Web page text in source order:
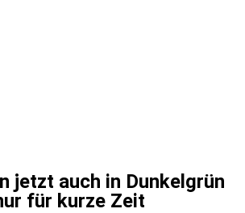
jetzt auch in Dunkelgrün
für kurze Zeit